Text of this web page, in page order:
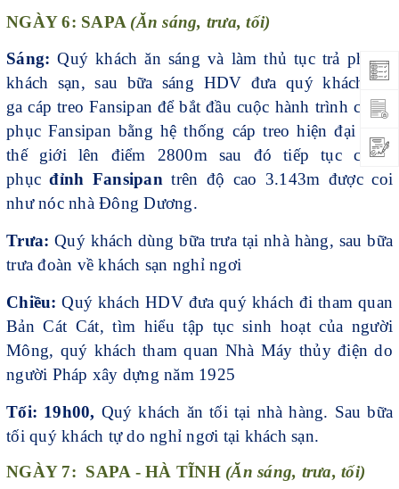
NGÀY 6: SAPA (Ăn sáng, trưa, tối)
Sáng:Quý khách ăn sáng và làm thủ tục trả phòng
khách sạn, sau bữa sáng HDV đưa quý khách tới
gacáp treo Fansipan để bắt đầu cuộc hành trình chinh
phục Fansipan bằng hệ thống cáp treo hiện đại nhất
thế giới lên điểm 2800m sau đó tiếp tục chinh
phụcđỉnh Fansipantrên độ cao 3.143m được coi
như nóc nhà Đông Dương.
Trưa:Quý khách dùng bữa trưa tại nhà hàng, sau bữa
trưa đoàn về khách sạn nghỉ ngơi
Chiều:Quý khách HDV đưa quý khách đi tham quan
Bản Cát Cát, tìm hiểu tập tục sinh hoạt của người
Mông, quý khách tham quan Nhà Máy thủy điện do
người Pháp xây dựng năm 1925
Tối: 19h00, Quý khách ăn tối tại nhà hàng. Sau bữa
tối quý khách tự do nghỉ ngơi tại khách sạn.
NGÀY 7: SAPA - HÀ TĨNH (Ăn sáng, trưa, tối)